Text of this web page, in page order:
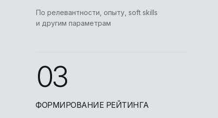
По релевантности, опыту, soft skills
и другим параметрам
03
ФОРМИРОВАНИЕ РЕЙТИНГА